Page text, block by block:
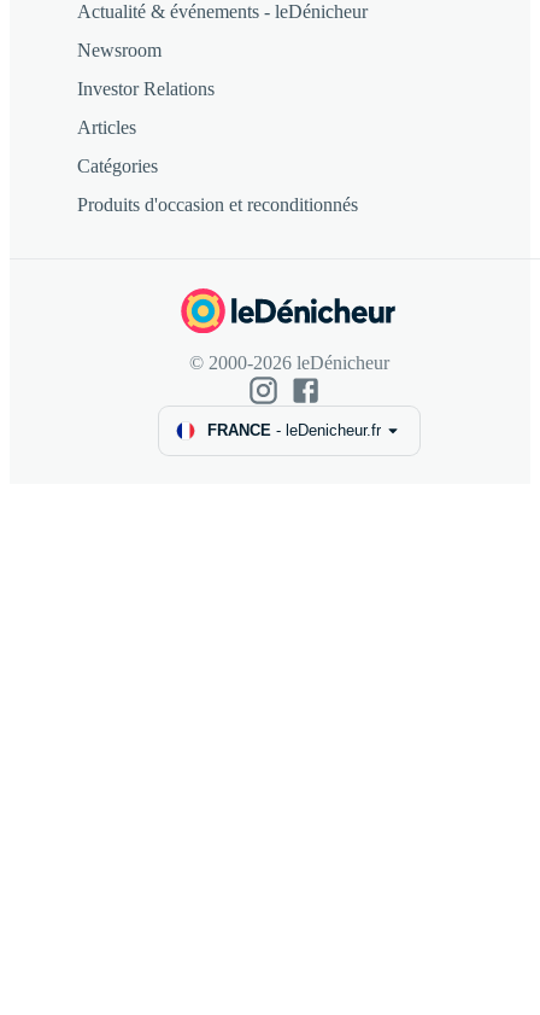
Actualité & événements - leDénicheur
Newsroom
Investor Relations
Articles
Catégories
Produits d'occasion et reconditionnés
© 2000-2026 leDénicheur
FRANCE - leDenicheur.fr